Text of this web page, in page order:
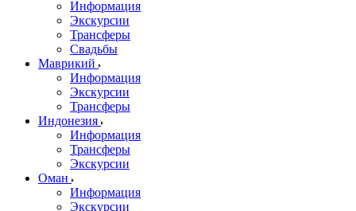
Информация
Экскурсии
Трансферы
Свадьбы
Маврикий
Информация
Экскурсии
Трансферы
Индонезия
Информация
Трансферы
Экскурсии
Оман
Информация
Экскурсии